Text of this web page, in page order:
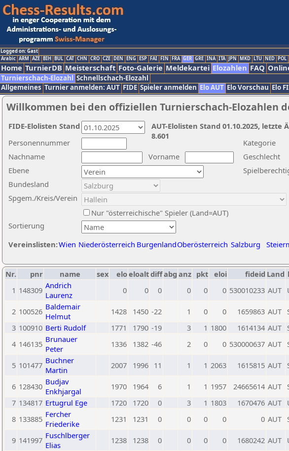
Logged on: Gast
Arabic ARM AZE BIH BUL CAT CHN CRO CZE DEN ENG ESP FAI FIN FRA GER GRE INA ITA JPN MKD LTU NED POL
Home TurnierDB Meisterschaft Foto-Galerie Meldekartei Elozahlen FAQ
Turnierschach-Elozahl Schnellschach-Elozahl
Allgemeines Turnier anmelden: AUT FIDE Spieler anmelden Elo AUT Elo Vorschau Elo
Willkommen bei den offiziellen Turnierschach-Elozahlen
Nachname
Vorname
Ebene
Kategorie
Sortierung
Personennummer
Bundesland
Spgem./Kreis/Verein
Geschlecht
Nur "österreichische" Spieler (Land=AUT)
Vereinslisten:Wien Niederösterreich BurgenlandOberösterreich Salzburg
AUT-Elolisten Stand 01.10.2025,
8.601
FIDE-Elolisten Stand
Nr. pnr name sex eloeloaltdiffabg anz pkt eloi fideid Land
1 148309 Andrich
Laurenz
0 0 0 0 0 0 530010233 AUT
2 100526 Baldemair
Helmut
1428 1450 -22 1 0 0 1659863 AUT
3 100910 Berti Rudolf 1771 1790 -19 3 1 1800 1614134 AUT
4 146135 Brunauer
Peter
1336 1382 -46 2 0 0 530000637 AUT
5 101477 Buchner
Martin
2007 1996 11 1 1 2063 1615815 AUT
6 128430 Budjav
Enkhjargal
1970 1964 6 1 1 1957 24665614 AUT
7 134817 Ertugrul Ege 1720 1720 0 3 1 1803 1670476 AUT
8 133885 Fercher
Friederike
1231 1231 0 0 0 0 0 AUT
9 141997 Fuschlberger
Elias
1238 1238 0 0 0 0 1680242 AUT